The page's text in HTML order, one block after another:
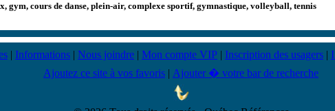
gym, cours de danse, plein-air, complexe sportif, gymnastique, volleyball, tennis
| Informations | Nous joindre | Mon compte VIP | Inscription des usagers |
Ajoutez ce site à vos favoris | Ajouter � votre bar de recherche